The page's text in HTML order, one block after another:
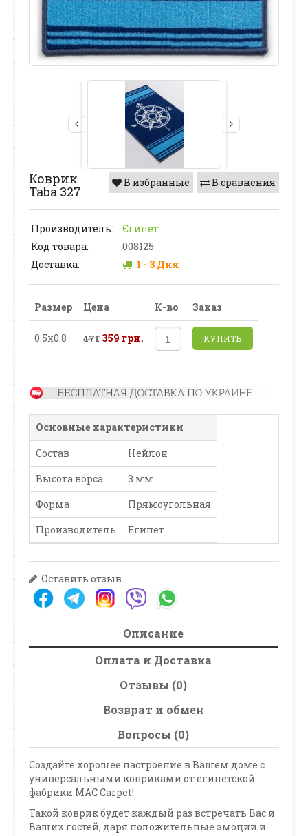
В сравнения
В избранные
Коврик
Taba 327
Производитель:
Єгипет
Код товара:
008125
Доставка:
1 - 3 Дня
Размер Цена К-во Заказ
0.5х0.8 471 359 грн. КУПИТЬ
Основные характеристики
Состав
Нейлон
Высота ворса
3 мм
Форма
Прямоугольная
Производитель
Египет
Оставить отзыв
Описание
Оплата и Доставка
Отзывы (0)
Возврат и обмен
Вопросы (0)
Создайте хорошее настроение в Вашем доме с
универсальными ковриками от египетской
фабрики MAC Carpet!
Такой коврик будет каждый раз встречать Вас и
Ваших гостей, даря положительные эмоции и